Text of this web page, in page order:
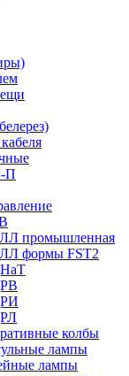
П
промышленная
формы FST2
колбы
лампы
лампы